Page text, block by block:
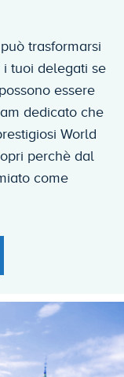
trasformarsi
i tuoi delegati se
essere
dedicato che
World
perchè dal
come